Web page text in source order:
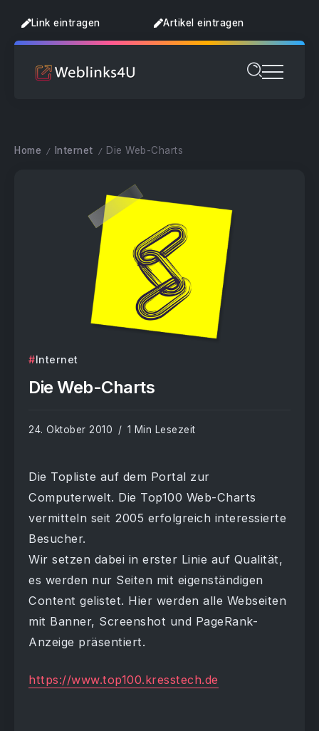
Link eintragen Artikel eintragen
Home / Internet / Die Web-Charts
Internet
Die Web-Charts
24. Oktober 2010 1 Min Lesezeit
Die Topliste auf dem Portal zur
Computerwelt. Die Top100 Web-Charts
vermitteln seit 2005 erfolgreich interessierte
Besucher.
Wir setzen dabei in erster Linie auf Qualität,
es werden nur Seiten mit eigenständigen
Content gelistet. Hier werden alle Webseiten
mit Banner, Screenshot und PageRank-
Anzeige präsentiert.
https://www.top100.kresstech.de